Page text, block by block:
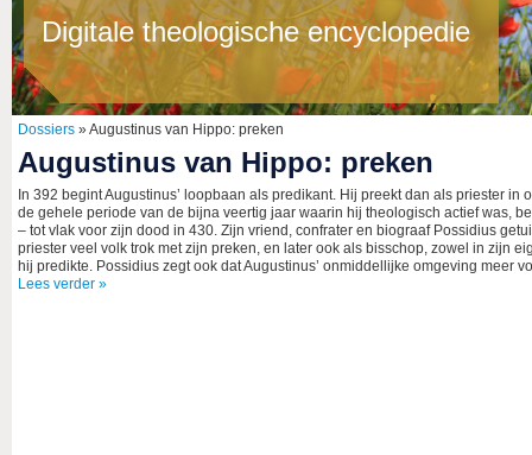
Digitale theologische encyclopedie
Dossiers » Augustinus van Hippo: preken
Augustinus van Hippo: preken
In 392 begint Augustinus’ loopbaan als predikant. Hij preekt dan als priester
de gehele periode van de bijna veertig jaar waarin hij theologisch actief was,
– tot vlak voor zijn dood in 430. Zijn vriend, confrater en biograaf Possidius
priester veel volk trok met zijn preken, en later ook als bisschop, zowel in zijn
hij predikte. Possidius zegt ook dat Augustinus’ onmiddellijke omgeving meer
Lees verder »